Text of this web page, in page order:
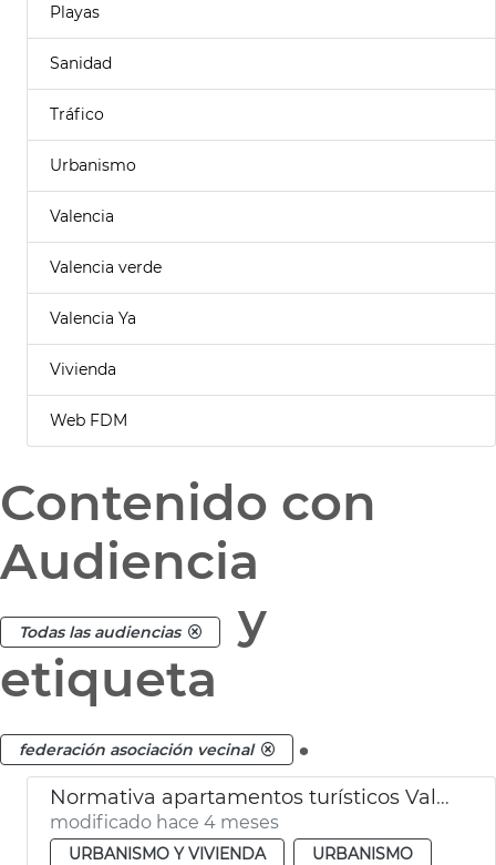
Playas
Sanidad
Tráfico
Urbanismo
Valencia
Valencia verde
Valencia Ya
Vivienda
Web FDM
Contenido con
Audiencia
Todas las audiencias
y
etiqueta
federación asociación vecinal .
Normativa apartamentos turísticos València
modificado hace 4 meses
URBANISMO Y VIVIENDA
URBANISMO